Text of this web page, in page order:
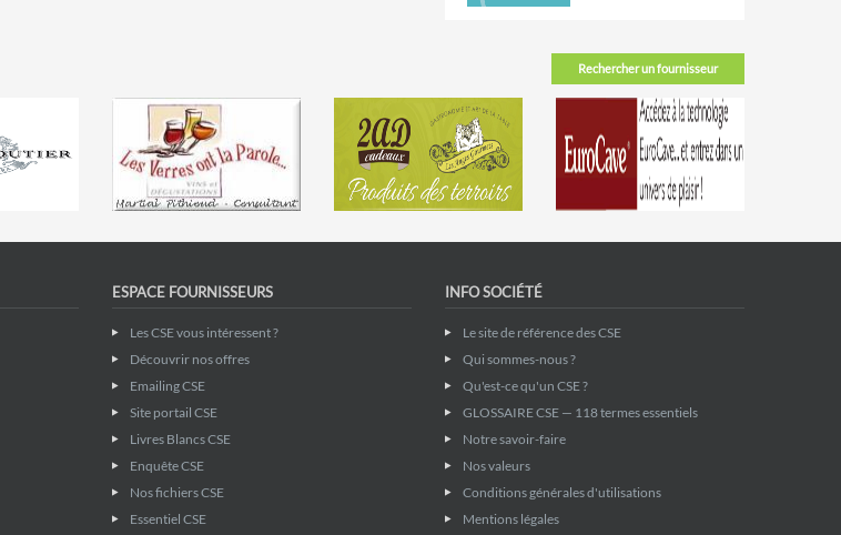
Rechercher un fournisseur
ESPACE FOURNISSEURS
Les CSE vous intéressent ?
Découvrir nos offres
Emailing CSE
Site portail CSE
Livres Blancs CSE
Enquête CSE
Nos fichiers CSE
Essentiel CSE
INFO SOCIÉTÉ
Le site de référence des CSE
Qui sommes-nous ?
Qu'est-ce qu'un CSE ?
GLOSSAIRE CSE — 118 termes essentiels
Notre savoir-faire
Nos valeurs
Conditions générales d'utilisations
Mentions légales